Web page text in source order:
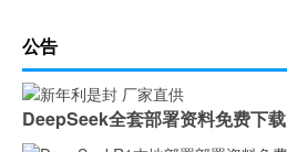
公告
DeepSeek全套部署资料免费下载